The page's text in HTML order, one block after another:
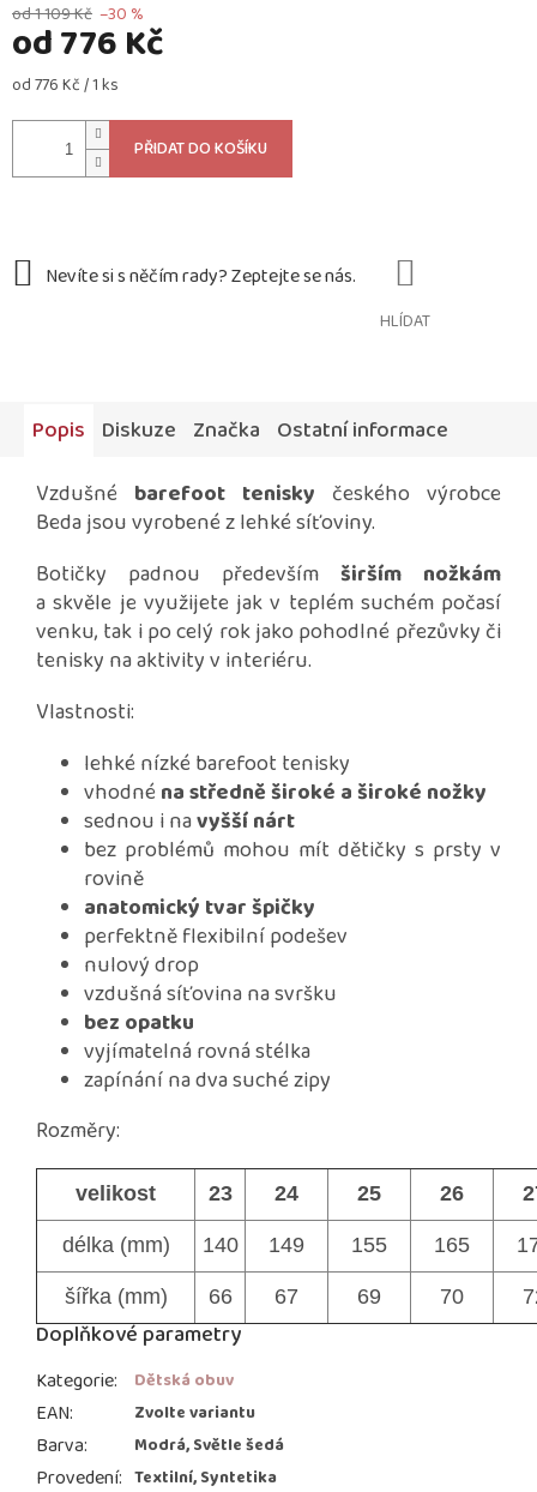
od 1 109 Kč –30 %
od776 Kč
Měrná
od 776 Kč / 1 ks
PŘIDAT DO KOŠÍKU
HLÍDAT
Popis Diskuze Značka Ostatní informace
Vzdušné barefoot tenisky českého výrobce
Beda jsou vyrobené z lehké síťoviny.
Botičky padnou především širším nožkám
a skvěle je využijete jak v teplém suchém počasí
venku, tak i po celý rok jako pohodlné přezůvky či
tenisky na aktivity v interiéru.
Vlastnosti:
lehké nízké barefoot tenisky
vhodné na středně široké a široké nožky
sednou i navyšší nárt
bez problémů mohou mít dětičky s prsty v
rovině
anatomický tvar špičky
perfektně flexibilní podešev
nulový drop
vzdušná síťovina na svršku
bez opatku
vyjímatelná rovná stélka
zapínání na dva suché zipy
Rozměry:
velikost 23 24 25 26
délka (mm) 140 149 155 165
šířka (mm) 66 67 69 70
Doplňkové parametry
Kategorie: Dětská obuv
EAN: Zvolte variantu
Barva: Modrá, Světle šedá
Provedení: Textilní, Syntetika